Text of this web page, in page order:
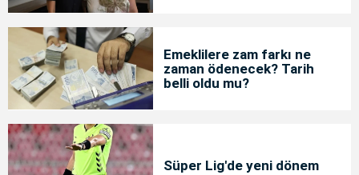
Emeklilere zam farkı ne
zaman ödenecek? Tarih
belli oldu mu?
Süper Lig'de yeni dönem